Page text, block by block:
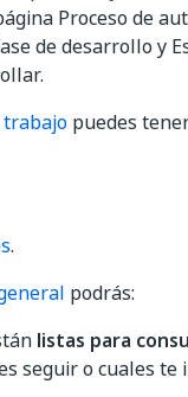
Proceso de
de desarrollo y
trabajo puedes
.
podrás:
listas para
seguir o cuales te